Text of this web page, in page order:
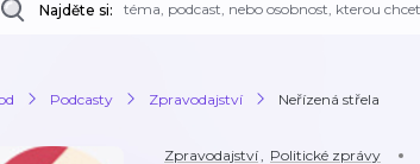
Najděte si:
Podcasty Zpravodajství Neřízená střela
Zpravodajství, Politické zprávy